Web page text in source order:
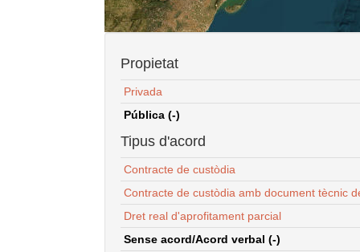
Propietat
Privada
Pública (-)
Tipus d'acord
Contracte de custòdia
Contracte de custòdia amb document tècnic
Dret real d'aprofitament parcial
Sense acord/Acord verbal (-)